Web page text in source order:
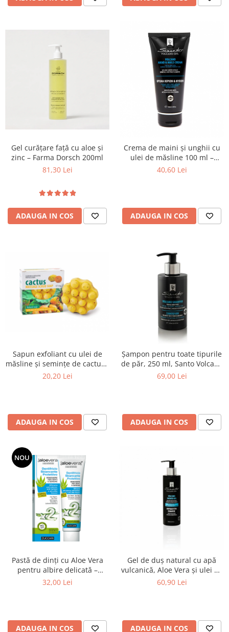
Gel curățare față cu aloe și
zinc – Farma Dorsch 200ml
81,30 Lei
ADAUGA IN COS
Crema de maini și unghii cu
ulei de măsline 100 ml –
Santo Volcano Spa
40,60 Lei
ADAUGA IN COS
Sapun exfoliant cu ulei de
măsline și semințe de cactus -
Olive Spa
20,20 Lei
ADAUGA IN COS
Șampon pentru toate tipurile
de păr, 250 ml, Santo Volcano
Spa
69,00 Lei
ADAUGA IN COS
NOU
Pastă de dinți cu Aloe Vera
pentru albire delicată –
Zuccari Protective Whitening
32,00 Lei
ADAUGA IN COS
Gel de duș natural cu apă
vulcanică, Aloe Vera și ulei de
măsline - 250ml
60,90 Lei
ADAUGA IN COS